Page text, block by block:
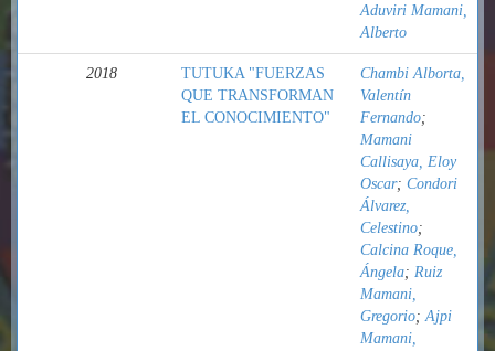
Aduviri Mamani,
Alberto
2018
TUTUKA "FUERZAS
QUE TRANSFORMAN
EL CONOCIMIENTO"
Chambi Alborta,
Valentín
Fernando;
Mamani
Callisaya, Eloy
Oscar; Condori
Álvarez,
Celestino;
Calcina Roque,
Ángela; Ruiz
Mamani,
Gregorio;Ajpi
Mamani,